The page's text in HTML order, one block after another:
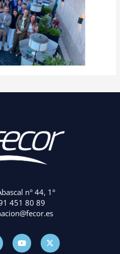
n° 44, 1°
451 80 89
Y
o
u
X
-
t